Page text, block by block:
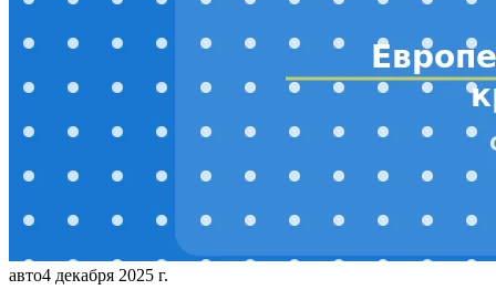
авто4 декабря 2025 г.